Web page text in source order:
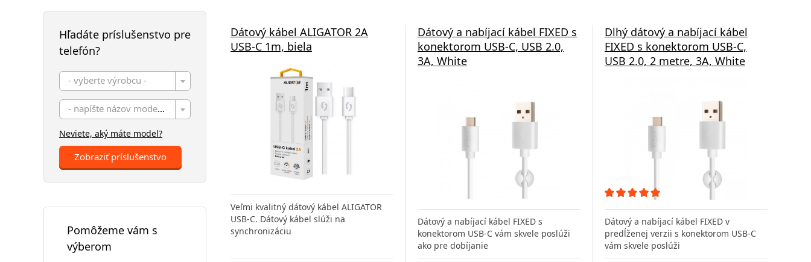
Hľadáte príslušenstvo pre
telefón?
- vyberte výrobcu -
- napíšte názov modelu -
Neviete, aký máte model?
Zobraziť príslušenstvo
Pomôžeme vám s
výberom
Dátový kábel ALIGATOR 2A
USB-C 1m, biela
Veľmi kvalitný dátový kábel ALIGATOR
USB-C. Dátový kábel slúži na
synchronizáciu
Dátový a nabíjací kábel FIXED s
konektorom USB-C, USB 2.0,
3A, White
Dátový a nabíjací kábel FIXED s
konektorom USB-C vám skvele poslúži
ako pre dobíjanie
Dlhý dátový a nabíjací kábel
FIXED s konektorom USB-C,
USB 2.0, 2 metre, 3A, White
Dátový a nabíjací kábel FIXED v
predĺženej verzii s konektorom USB-C
vám skvele poslúži